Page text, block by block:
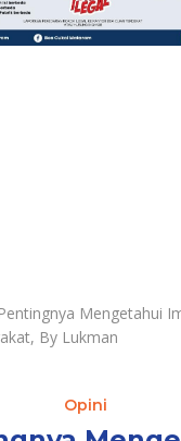
Pentingnya Mengetahui
By Lukman
Opini